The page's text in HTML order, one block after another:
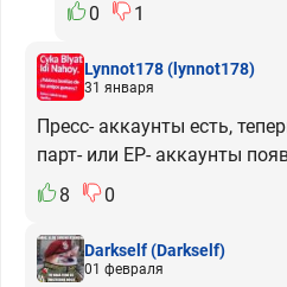
0
1
Lynnot178(lynnot178)
31 января
Пресс- аккаунты есть,
парт- или ЕР- аккаунты
8
0
Darkself(Darkself)
01 февраля